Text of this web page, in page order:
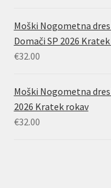
Moški Nogometna
Domači SP 2026
€32.00
Moški Nogometna
2026 Kratek rokav
€32.00